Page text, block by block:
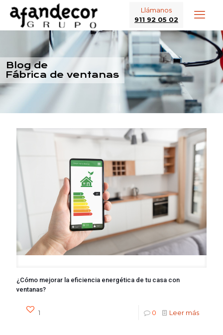
Llámanos
911 92 05 02
Blog de
Fábrica de ventanas
¿Cómo mejorar la eficiencia energética de tu casa con
ventanas?
1 0 Leer más